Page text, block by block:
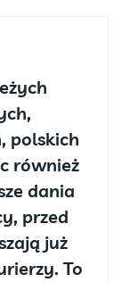
polskich
również
dania
przed
już
To